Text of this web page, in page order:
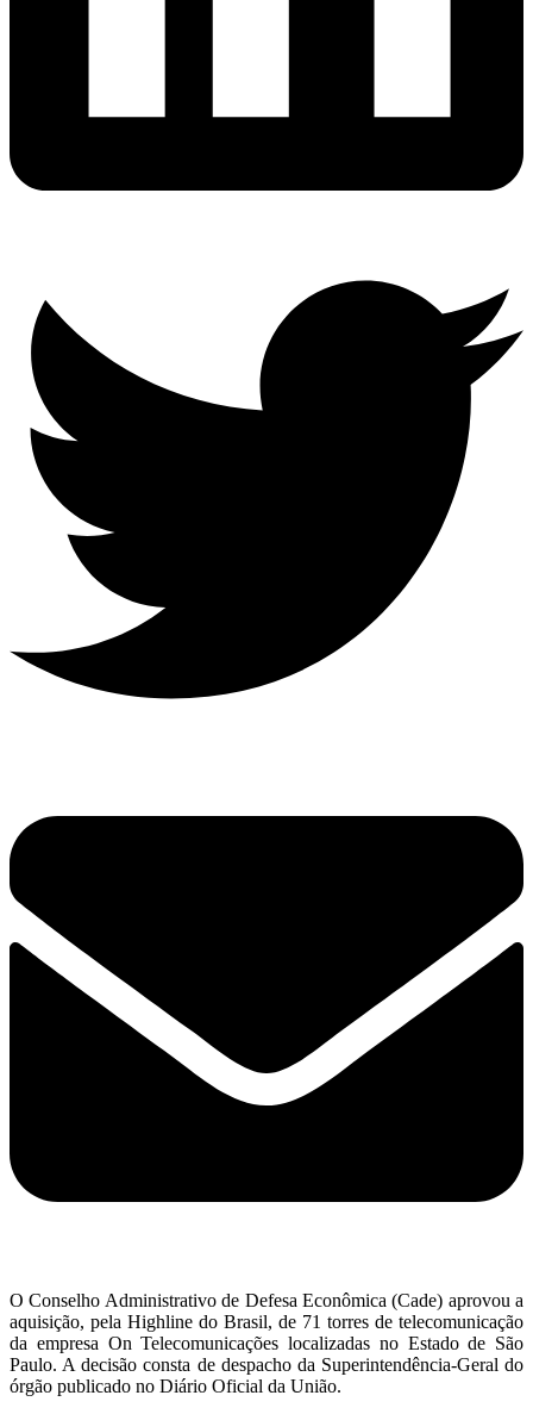
O Conselho Administrativo de Defesa Econômica (Cade) aprovou a
aquisição, pela Highline do Brasil, de 71 torres de telecomunicação
da empresa On Telecomunicações localizadas no Estado de São
Paulo. A decisão consta de despacho da Superintendência-Geral do
órgão publicado no Diário Oficial da União.